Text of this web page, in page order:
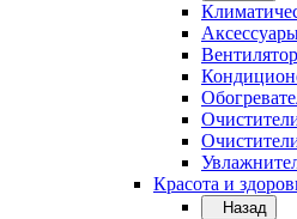
Красота и
Назад